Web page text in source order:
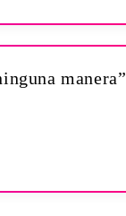
manera”